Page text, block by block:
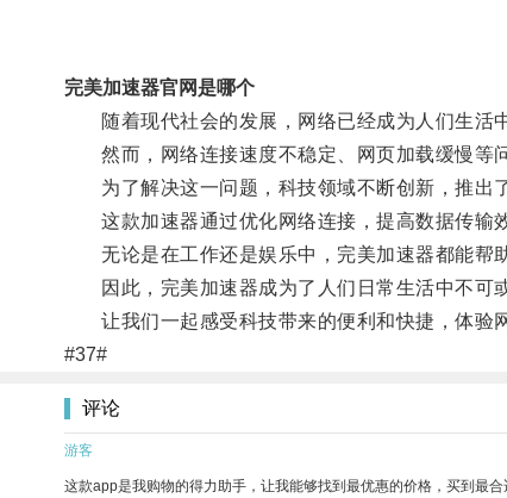
完美加速器官网是哪个
随着现代社会的发展，网络已经成为人们生活中
然而，网络连接速度不稳定、网页加载缓慢等问
为了解决这一问题，科技领域不断创新，推出了
这款加速器通过优化网络连接，提高数据传输效
无论是在工作还是娱乐中，完美加速器都能帮助
因此，完美加速器成为了人们日常生活中不可或
让我们一起感受科技带来的便利和快捷，体验网
#37#
评论
游客
这款app是我购物的得力助手，让我能够找到最优惠的价格，买到最合